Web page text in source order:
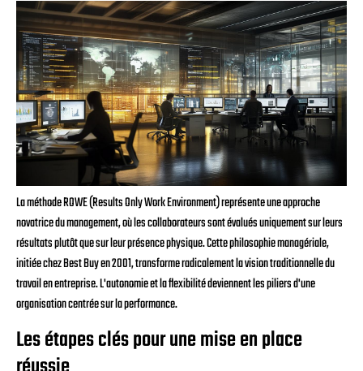
La méthode ROWE (Results Only Work Environment) représente une approche
novatrice du management, où les collaborateurs sont évalués uniquement sur leurs
résultats plutôt que sur leur présence physique. Cette philosophie managériale,
initiée chez Best Buy en 2001, transforme radicalement la vision traditionnelle du
travail en entreprise. L'autonomie et la flexibilité deviennent les piliers d'une
organisation centrée sur la performance.
Les étapes clés pour une mise en place